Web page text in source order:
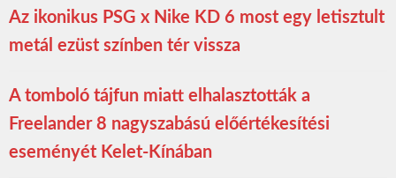
Az ikonikus PSG x Nike KD 6 most egy letisztult
metál ezüst színben tér vissza
A tomboló tájfun miatt elhalasztották a
Freelander 8 nagyszabású előértékesítési
eseményét Kelet-Kínában